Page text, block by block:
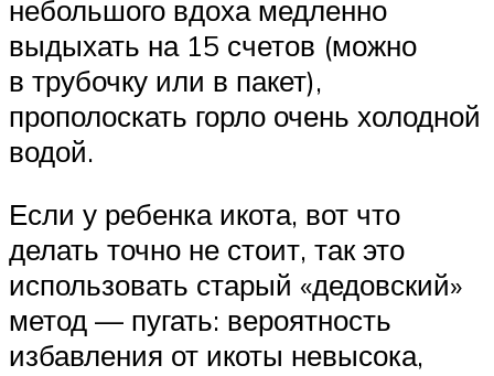
небольшого вдоха медленно
выдыхать на 15 счетов (можно
в трубочку или в пакет),
прополоскать горло очень холодной
водой.
Если у ребенка икота, вот что
делать точно не стоит, так это
использовать старый «дедовский»
метод — пугать: вероятность
избавления от икоты невысока,